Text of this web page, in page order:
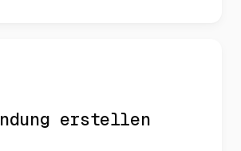
erstellen